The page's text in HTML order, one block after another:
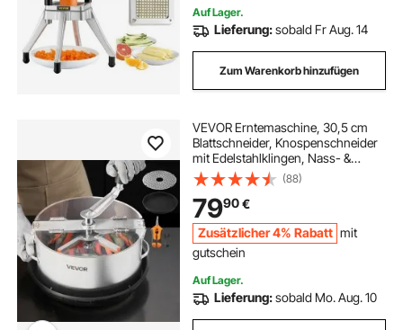
Auf Lager.
Lieferung:sobald Fr Aug. 14
Zum Warenkorb hinzufügen
VEVOR Erntemaschine, 30,5 cm
Blattschneider, Knospenschneider
mit Edelstahlklingen, Nass- &
Trocken-Hydrokultur-
Schneidemaschine mit Tablett,
Blattschüssel Trimmer für
Pflanzenknospen & Blumen
(88)
7990€
Zusätzlicher 4% Rabatt mit
gutschein
Auf Lager.
Lieferung:sobald Mo. Aug. 10